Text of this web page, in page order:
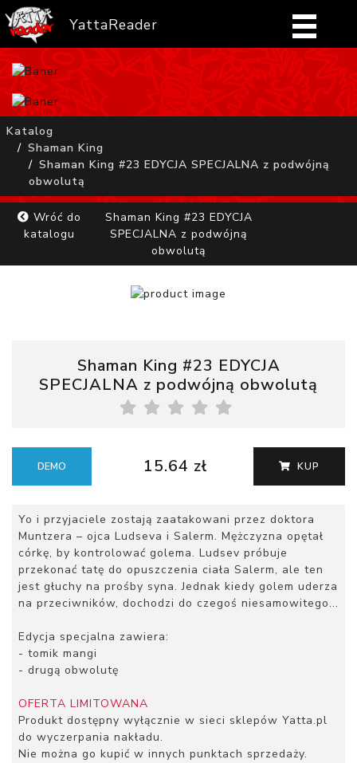
YattaReader
Home
FAQ
Mangi
Zaloguj się
Katalog
Shaman King
Shaman King #23 EDYCJA SPECJALNA z podwójną
obwolutą
Wróć do
katalogu
Shaman King #23 EDYCJA
SPECJALNA z podwójną
obwolutą
Shaman King #23 EDYCJA
SPECJALNA z podwójną obwolutą
DEMO 15.64 zł KUP
Yo i przyjaciele zostają zaatakowani przez doktora
Muntzera – ojca Ludseva i Salerm. Mężczyzna opętał
córkę, by kontrolować golema. Ludsev próbuje
przekonać tatę do opuszczenia ciała Salerm, ale ten
jest głuchy na prośby syna. Jednak kiedy golem uderza
na przeciwników, dochodzi do czegoś niesamowitego...
Edycja specjalna zawiera:
- tomik mangi
- drugą obwolutę
OFERTA LIMITOWANA
Produkt dostępny wyłącznie w sieci sklepów Yatta.pl
do wyczerpania nakładu.
Nie można go kupić w innych punktach sprzedaży.